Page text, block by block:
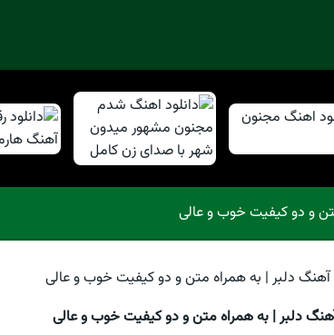
و دو کیفیت خوب و عالی
دلبر | به همراه متن و دو کیفیت خوب و عالی